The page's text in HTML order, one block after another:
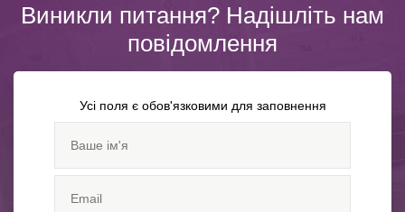
Виникли питання? Надішліть нам
повідомлення
Усі поля є обов'язковими для заповнення